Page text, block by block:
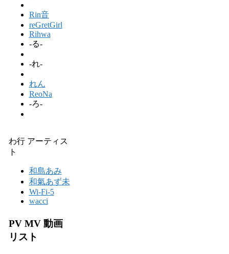
Rin音
reGretGirl
Rihwa
-る-
-れ-
れん
ReoNa
-ろ-
わ行 アーティス
ト
和島あみ
和氣あず未
Wi-Fi-5
wacci
PV MV 動画
リスト